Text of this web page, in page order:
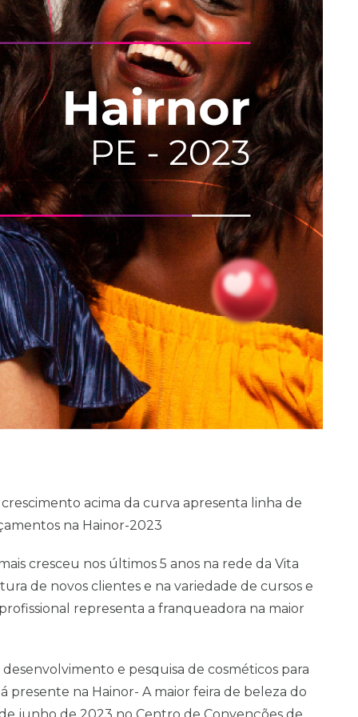
acima da curva apresenta linha de
na Hainor-2023
cresceu nos últimos 5 anos na rede da Vita
de novos clientes e na variedade de cursos e
representa a franqueadora na maior
e pesquisa de cosméticos para
presente na Hainor- A maior feira de beleza do